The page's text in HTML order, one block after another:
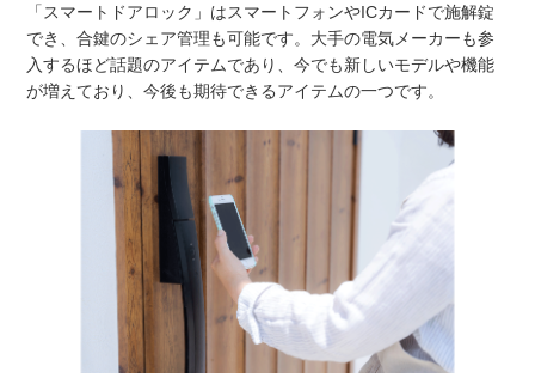
「スマートドアロック」はスマートフォンやICカードで施解錠
でき、合鍵のシェア管理も可能です。大手の電気メーカーも参
入するほど話題のアイテムであり、今でも新しいモデルや機能
が増えており、今後も期待できるアイテムの一つです。